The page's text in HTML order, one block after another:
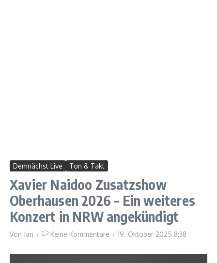
Demnächst Live Ton & Takt
Xavier Naidoo Zusatzshow
Oberhausen 2026 – Ein weiteres
Konzert in NRW angekündigt
Von Jan Keine Kommentare 19. Oktober 2025 8:38